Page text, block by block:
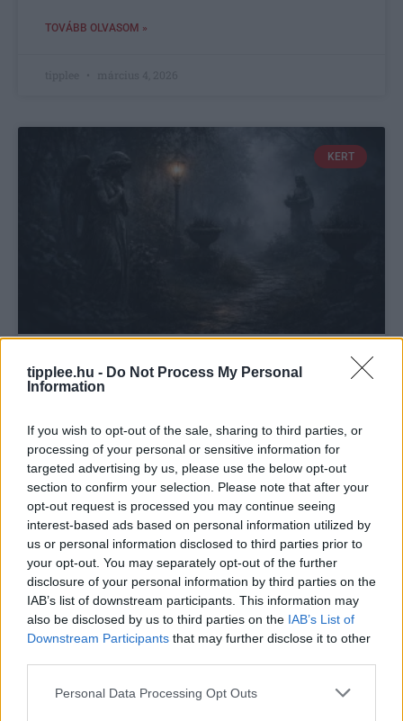
tipplee.hu - Do Not Process My Personal
Information
If you wish to opt-out of the sale, sharing to third parties, or
processing of your personal or sensitive information for
targeted advertising by us, please use the below opt-out
section to confirm your selection. Please note that after your
opt-out request is processed you may continue seeing
interest-based ads based on personal information utilized by
us or personal information disclosed to third parties prior to
your opt-out. You may separately opt-out of the further
disclosure of your personal information by third parties on the
IAB’s list of downstream participants. This information may
also be disclosed by us to third parties on the IAB’s List of
Downstream Participants that may further disclose it to other
Personal Data Processing Opt Outs
TOVÁBB OLVASOM »
KERT
Balszerencsés növények és kerti
kertedben Péntek 13-án?
A naptárra pillantva sokak hátán fut végig a hideg:
elérkezett az év egyik legmisztikusabb napja, péntek 13.
Míg egyesek ilyenkor ki sem mernek lépni az utcára, a
hobbikertészek számára ez a nap tökéletes alkalom
arra, hogy egy kicsit más szemmel nézzenek a zöld
birodalmukra. Vajon léteznek valóban „elátkozott”
növények? Miért
TOVÁBB OLVASOM »